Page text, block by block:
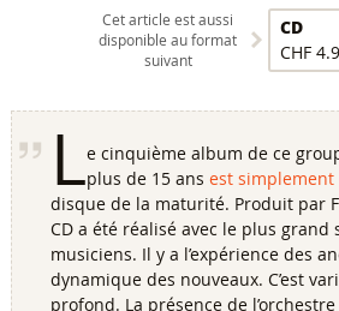
Cet article est aussi
disponible au format
suivant
CD
CHF
Le cinquième album de ce
plus de 15 ans est simplement
disque de la maturité. Produit par
CD a été réalisé avec le plus grand
musiciens. Il y a l’expérience des
dynamique des nouveaux. C’est
profond. La présence de